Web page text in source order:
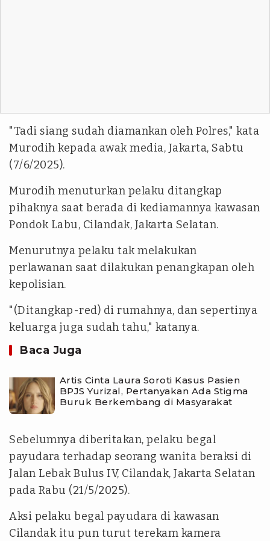
"Tadi siang sudah diamankan oleh Polres," kata
Murodih kepada awak media, Jakarta, Sabtu
(7/6/2025).
Murodih menuturkan pelaku ditangkap
pihaknya saat berada di kediamannya kawasan
Pondok Labu, Cilandak, Jakarta Selatan.
Menurutnya pelaku tak melakukan
perlawanan saat dilakukan penangkapan oleh
kepolisian.
"(Ditangkap-red) di rumahnya, dan sepertinya
keluarga juga sudah tahu," katanya.
Baca Juga
Artis Cinta Laura Soroti Kasus Pasien
BPJS Yurizal, Pertanyakan Ada Stigma
Buruk Berkembang di Masyarakat
Sebelumnya diberitakan, pelaku begal
payudara terhadap seorang wanita beraksi di
Jalan Lebak Bulus IV, Cilandak, Jakarta Selatan
pada Rabu (21/5/2025).
Aksi pelaku begal payudara di kawasan
Cilandak itu pun turut terekam kamera